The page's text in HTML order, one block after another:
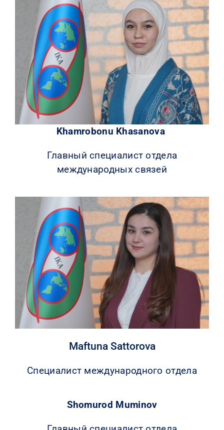
Khamrobonu Khasanova
Главный специалист отдела
международных связей
Maftuna Sattorova
Специалист международного отдела
Shomurod Muminov